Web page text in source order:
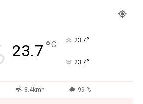
23.7 °C 23.7°
23.7°
3.4kmh 99 %